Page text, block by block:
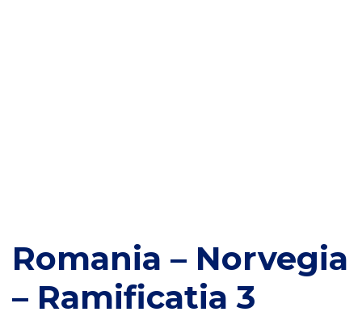
Romania – Norvegia
– Ramificatia 3